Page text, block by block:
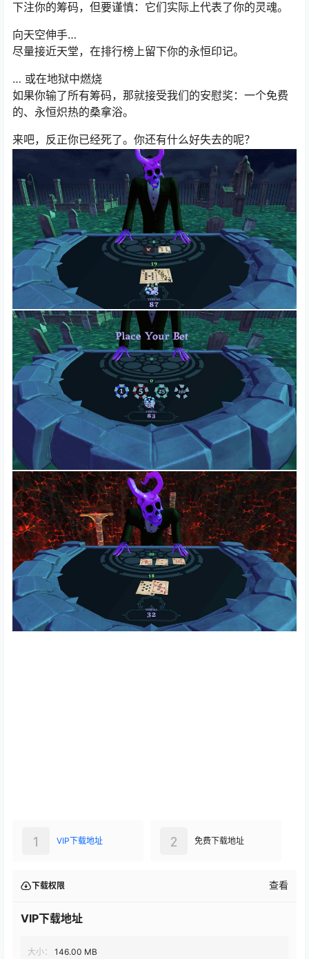
下注你的筹码，但要谨慎：它们实际上代表了你的灵魂。
向天空伸手…
尽量接近天堂，在排行榜上留下你的永恒印记。
… 或在地狱中燃烧
如果你输了所有筹码，那就接受我们的安慰奖：一个免费
的、永恒炽热的桑拿浴。
来吧，反正你已经死了。你还有什么好失去的呢？
VIP下载地址
1 免费下载地址
2
下载权限 查看
VIP下载地址
大小：
146.00 MB